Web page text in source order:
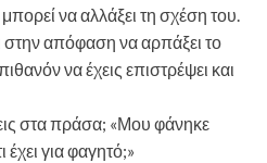
μπορεί να αλλάξει τη σχέση του.
στην απόφαση να αρπάξει το
να έχεις επιστρέψει και
στα πράσα; «Μου φάνηκε
για φαγητό;»